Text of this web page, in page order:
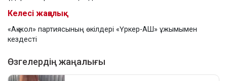
Келесі жаңалық
«Ақ жол» партиясының өкілдері «Үркер-АШ» ұжымымен
кездесті